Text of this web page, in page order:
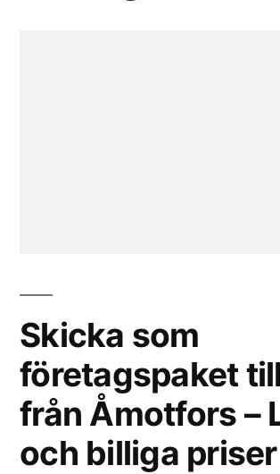
Skicka som
företagspaket
från Åmotfors –
och billiga priser